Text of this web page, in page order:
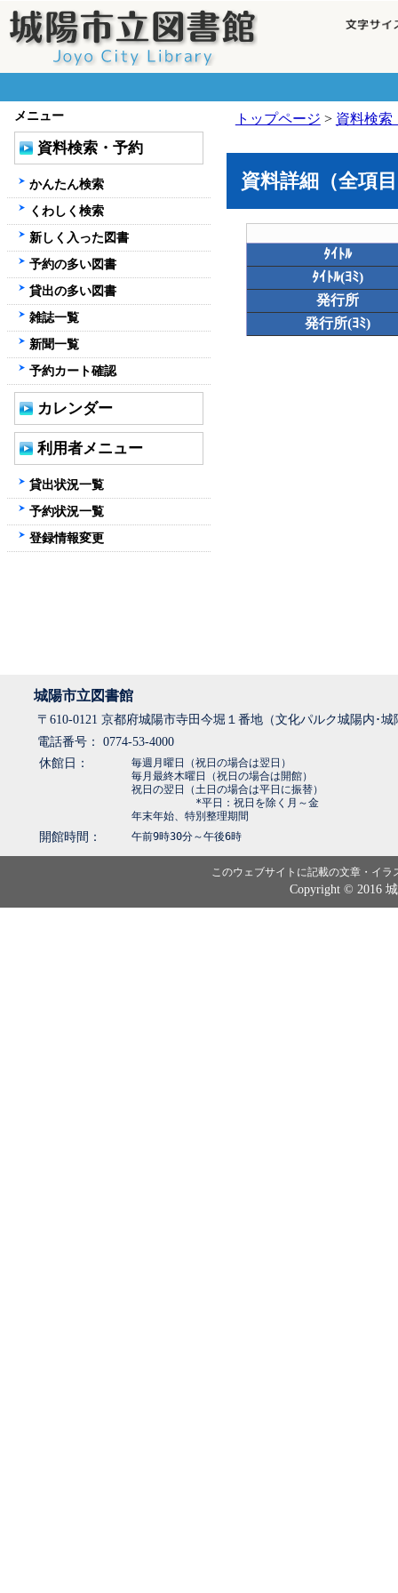
トップページ > 資料検索
資料詳細（全項
ﾀｲﾄﾙ
ﾀｲﾄﾙ(ﾖﾐ)
発行所
発行所(ﾖﾐ)
メニュー
資料検索・予約
かんたん検索
くわしく検索
新しく入った図書
予約の多い図書
貸出の多い図書
雑誌一覧
新聞一覧
予約カート確認
カレンダー
利用者メニュー
貸出状況一覧
予約状況一覧
登録情報変更
城陽市立図書館
〒610-0121 京都府城陽市寺田今堀１番地（文化パルク城陽内･
電話番号： 0774-53-4000
休館日：
毎週月曜日（祝日の場合は翌日）
毎月最終木曜日（祝日の場合は開館）
祝日の翌日（土日の場合は平日に振替）
*平日：祝日を除く月～金
年末年始、特別整理期間
開館時間： 午前9時30分～午後6時
このウェブサイトに記載の文章・イ
Copyright © 2016